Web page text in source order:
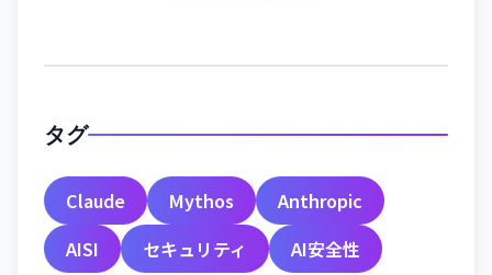
タグ
Claude Mythos
Anthropic
AISI
セキュリティ AI安全性